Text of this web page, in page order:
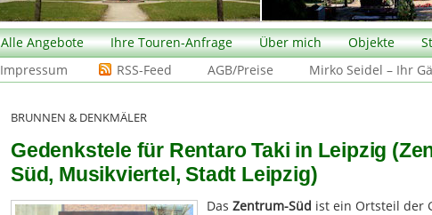
Alle Angebote Ihre Touren-Anfrage Über mich Objekte
Impressum RSS-Feed AGB/Preise Mirko Seidel – Ihr
BRUNNEN & DENKMÄLER
Gedenkstele für Rentaro Taki in Leipzig
Süd, Musikviertel, Stadt Leipzig)
Das Zentrum-Süd ist ein Ortsteil der